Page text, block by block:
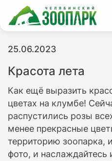
25.06.2023
Красота лета
Как ещё выразить
цветах на клумбе!
распустились розы
менее прекрасные
территорию зоопарка,
фото, и наслаждайтесь